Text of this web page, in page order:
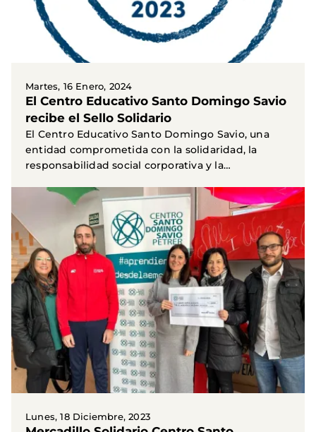
Martes, 16 Enero, 2024
El Centro Educativo Santo Domingo Savio
recibe el Sello Solidario
El Centro Educativo Santo Domingo Savio, una
entidad comprometida con la solidaridad, la
responsabilidad social corporativa y la
Lunes, 18 Diciembre, 2023